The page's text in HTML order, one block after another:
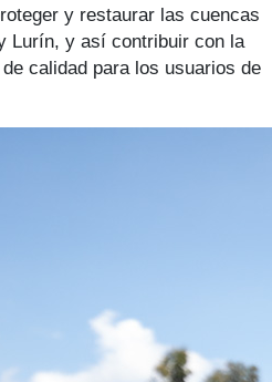
y restaurar las cuencas
Lurín, y así contribuir con la
calidad para los usuarios de